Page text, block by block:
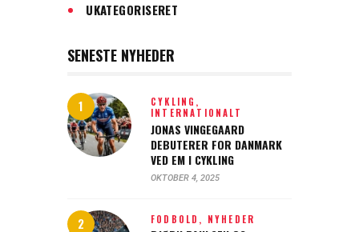
UKATEGORISERET
SENESTE NYHEDER
CYKLING,
INTERNATIONALT
JONAS VINGEGAARD
DEBUTERER FOR DANMARK
VED EM I CYKLING
OKTOBER 4, 2025
FODBOLD, NYHEDER